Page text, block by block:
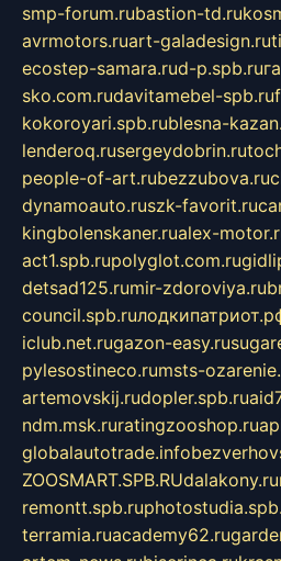
smp-forum.rubastion-td.ru
avrmotors.ruart-galadesign.ru
ecostep-samara.rud-p.spb.ru
sko.com.rudavitamebel-spb.ru
kokoroyari.spb.rublesna-
lenderoq.rusergeydobrin.ru
people-of-art.rubezzubova.ru
dynamoauto.ruszk-favorit.ru
kingbolenskaner.rualex-
act1.spb.rupolyglot.com.ru
detsad125.rumir-zdoroviya.ru
council.spb.ru
iclub.net.rugazon-easy.ru
pylesostineco.rumsts-
artemovskij.rudopler.spb.ru
ndm.msk.ruratingzooshop.ru
globalautotrade.info
ZOOSMART.SPB.RUdalakony.ru
remontt.spb.ru
terramia.ruacademy62.ru